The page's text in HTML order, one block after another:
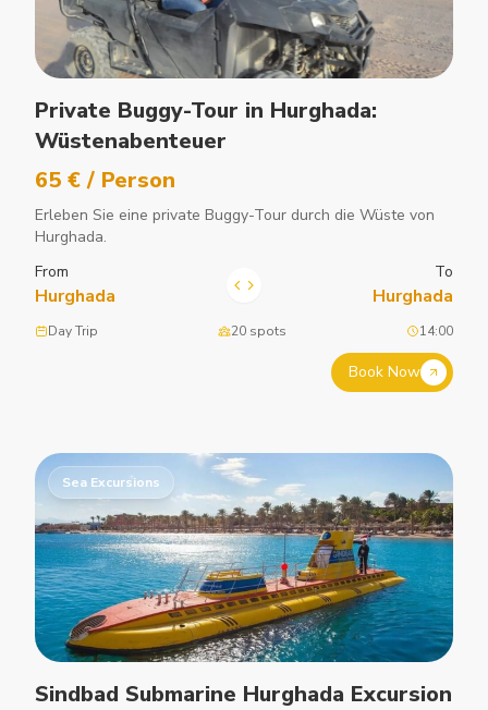
Private Buggy-Tour in Hurghada:
Wüstenabenteuer
65 € / Person
Erleben Sie eine private Buggy-Tour durch die Wüste von
Hurghada.
From
Hurghada
To
Hurghada
Day Trip 20 spots 14:00
Book Now
Sea Excursions
Sindbad Submarine Hurghada Excursion